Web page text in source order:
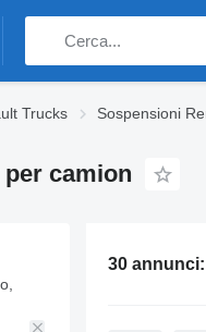
Trucks Sospensioni
camion
30 annunci: